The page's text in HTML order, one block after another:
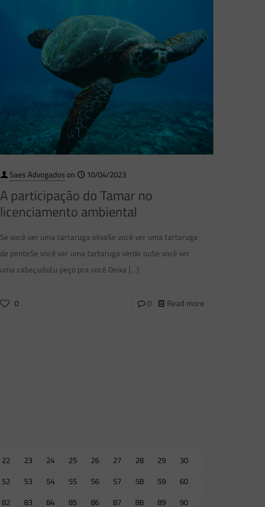
Saes Advogadoson 10/04/2023
A participação do Tamar no
licenciamento ambiental
Se você ver uma tartaruga olivaSe você ver uma tartaruga
de penteSe você ver uma tartaruga verde ouSe você ver
uma cabeçudaEu peço pra você Deixa […]
0 0 Read more
22 23 24 25 26 27 28 29
30
52 53 54 55 56 57 58 59
60
82 83 84 85 86 87 88 89
90